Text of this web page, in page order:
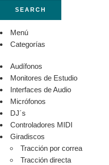
SEARCH
Menú
Categorías
Audífonos
Monitores de Estudio
Interfaces de Audio
Micrófonos
DJ´s
Controladores MIDI
Giradiscos
Tracción por correa
Tracción directa